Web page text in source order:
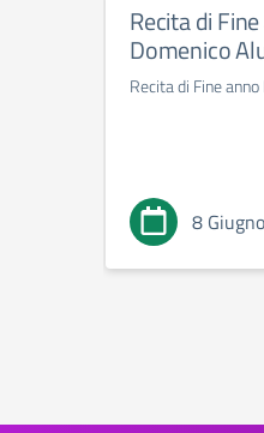
Recita di
Domenico
Recita di Fine
8